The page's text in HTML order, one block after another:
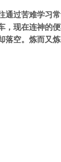
过苦难学习
，现在连神的
空。炼而又炼